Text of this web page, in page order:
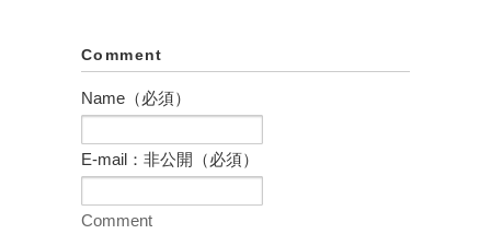
Comment
Name（必須）
E-mail：非公開（必須）
Comment